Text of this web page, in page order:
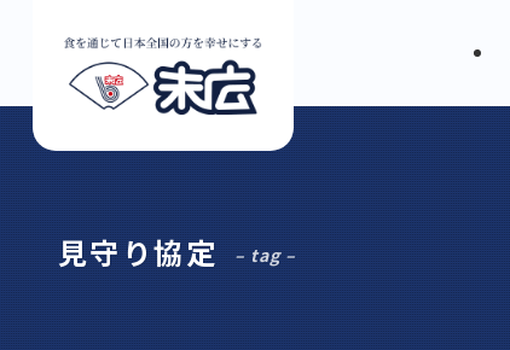
見守り協定 – tag –